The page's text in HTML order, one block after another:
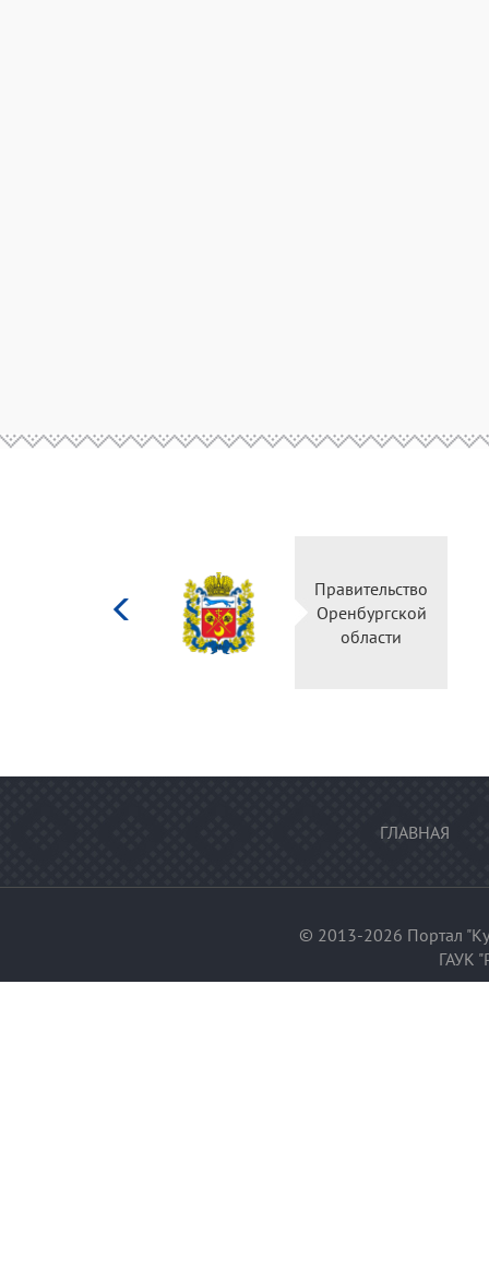
Министерство
культуры
Российской
федерации
ГЛАВНАЯ
© 2013-2026 Портал
ГАУК